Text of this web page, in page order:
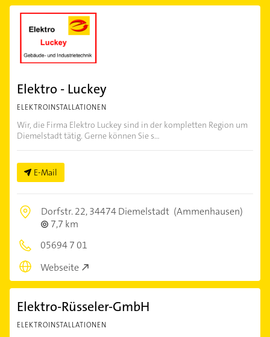
Elektro - Luckey
ELEKTROINSTALLATIONEN
Wir, die Firma Elektro Luckey sind in der kompletten Region um
Diemelstadt tätig. Gerne können Sie s...
E-Mail
Dorfstr. 22,34474 Diemelstadt (Ammenhausen)
7,7 km
05694 7 01
Webseite
Elektro-Rüsseler-GmbH
ELEKTROINSTALLATIONEN